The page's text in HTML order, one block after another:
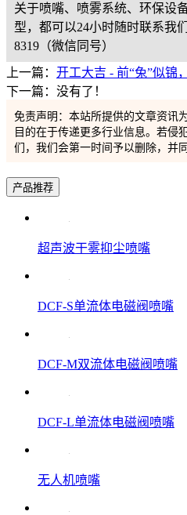
关于喷嘴、喷雾系统、环保设
型，都可以24小时随时联系我
8319（微信同号）
上一篇： 开工大吉 - 前“兔”似锦
下一篇：没有了！
免责声明：本站所提供的文章资讯
目的在于传递更多行业信息。若侵
们，我们会第一时间予以删除，并
产品推荐
超声波干雾抑尘喷嘴
DCF-S单流体电磁阀喷嘴
DCF-M双流体电磁阀喷嘴
DCF-L单流体电磁阀喷嘴
无人机喷嘴